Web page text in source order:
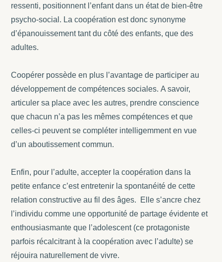
ressenti, positionnent l’enfant dans un état de bien-être
psycho-social. La coopération est donc synonyme
d’épanouissement tant du côté des enfants, que des
adultes.
Coopérer possède en plus l’avantage de participer au
développement de compétences sociales.A savoir,
articuler sa place avec les autres, prendre conscience
que chacun n’a pas les mêmes compétences et que
celles-ci peuvent se compléter intelligemment en vue
d’un aboutissement commun.
Enfin, pour l’adulte, accepter la coopération dans la
petite enfance c’est entretenir la spontanéité de cette
relation constructive au fil des âges. Elle s’ancre chez
l’individu comme une opportunité de partage évidente et
enthousiasmante que l’adolescent (ce protagoniste
parfois récalcitrant à la coopération avec l’adulte) se
réjouira naturellement de vivre.